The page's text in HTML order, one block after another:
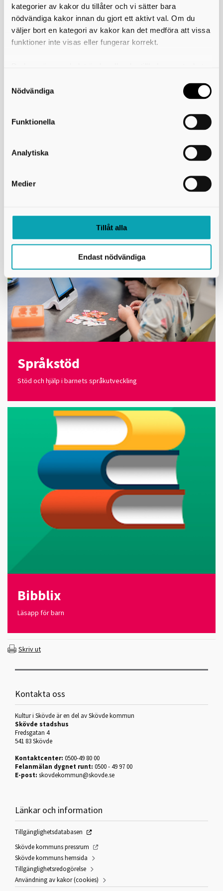
kategorier av kakor du tillåter och vi sätter bara
nödvändiga kakor innan du gjort ett aktivt val. Om du
väljer bort en kategori av kakor kan det medföra att vissa
funktioner inte visas eller fungerar korrekt.
användning av kakor som du hittar längst ner på sidan
Nödvändiga
Funktionella
Analytiska
Medier
Tillåt alla
Endast nödvändiga
Sinnesrummet
Språkstöd
Stöd och hjälp i barnets språkutveckling
Bibblix
Läsapp för barn
Skriv ut
Kontakta oss
Kultur i Skövde är en del av Skövde kommun
Skövde stadshus
Fredsgatan 4
541 83 Skövde
Kontaktcenter: 0500-49 80 00
Felanmälan dygnet runt: 0500 - 49 97 00
E-post: skovdekommun@skovde.se
Länkar och information
Tillgänglighetsdatabasen
Skövde kommuns pressrum
Skövde kommuns hemsida
Tillgänglighetsredogörelse
Användning av kakor (cookies)